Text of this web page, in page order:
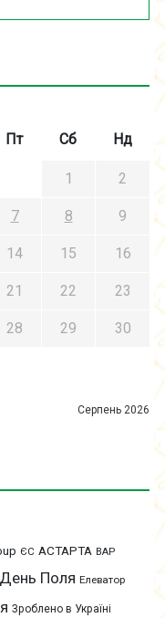
Серпень 2026
Пт Сб Нд
1 2
7 8 9
14 15 16
21 22 23
28 29 30
ЄС АСТАРТА ВАР
День Поля Елеватор
Зроблено в Україні